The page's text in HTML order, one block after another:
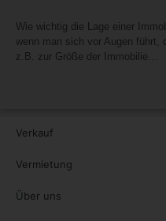
Wie wichtig die Lage einer
wenn man sich vor Augen führt,
z.B. zur Größe der Immobilie…
Verkauf
Vermietung
Über uns